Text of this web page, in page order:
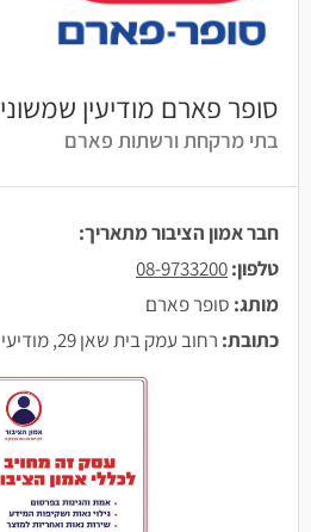
סופר פארם מודיעין שמשוני
בתי מרקחת ורשתות פארם
חבר אמון הציבור מתאריך:
טלפון:08-9733200
מותג: סופר פארם
כתובת: רחוב עמק בית שאן 29, מודיעין-מכבים-רעות